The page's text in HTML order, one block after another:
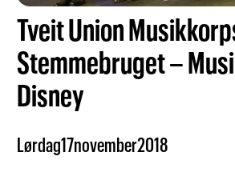
Tveit Union
Stemmebruget –
Disney
Lørdag17november2018